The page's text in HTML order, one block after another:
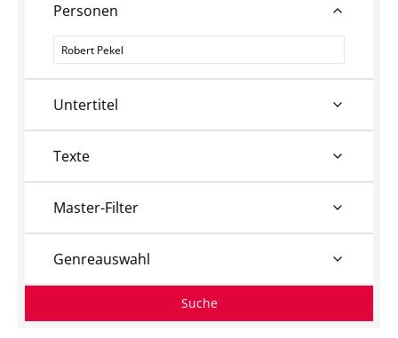
Personen
Personen
Untertitel
Texte
Master-Filter
Genreauswahl
Suche